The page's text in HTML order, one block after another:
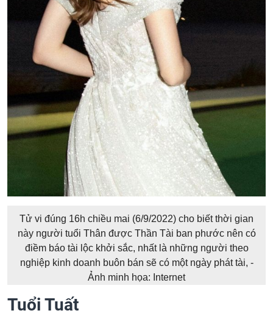
Tử vi đúng 16h chiều mai (6/9/2022) cho biết thời gian
này người tuổi Thân được Thần Tài ban phước nên có
điềm báo tài lộc khởi sắc, nhất là những người theo
nghiệp kinh doanh buôn bán sẽ có một ngày phát tài, -
Ảnh minh họa: Internet
Tuổi Tuất